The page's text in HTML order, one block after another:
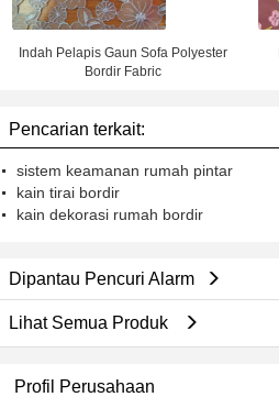
Indah Pelapis Gaun Sofa Polyester
Bordir Fabric
Pencarian terkait:
sistem keamanan rumah pintar
kain tirai bordir
kain dekorasi rumah bordir
Dipantau Pencuri Alarm
Lihat Semua Produk
Profil Perusahaan